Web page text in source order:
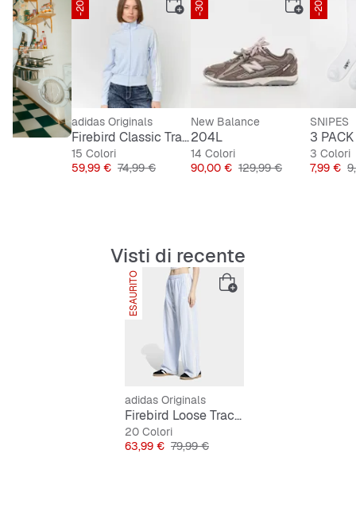
adidas Originals
Firebird Classic Tracktop
15 Colori
Prezzo
59,99 € Prezzo originale
74,99 €
New Balance
204L
14 Colori
Prezzo
90,00 € Prezzo originale
129,99 €
SNIPES
3
3 Colori
Prezzo
7,99 €
Visti di recente
ESAURITO
adidas Originals
Firebird Loose Trackpant
20 Colori
Prezzo
63,99 € Prezzo originale
79,99 €